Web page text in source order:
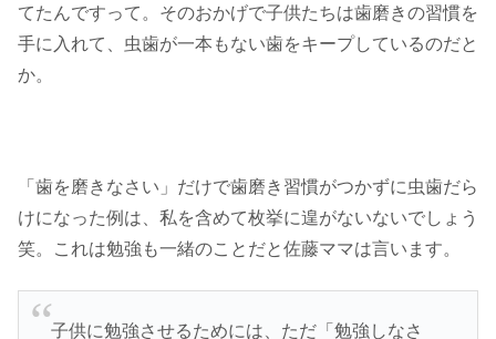
てたんですって。そのおかげで子供たちは歯磨きの習慣を
手に入れて、虫歯が一本もない歯をキープしているのだと
か。
「歯を磨きなさい」だけで歯磨き習慣がつかずに虫歯だら
けになった例は、私を含めて枚挙に遑がないないでしょう
笑。これは勉強も一緒のことだと佐藤ママは言います。
子供に勉強させるためには、ただ「勉強しなさ